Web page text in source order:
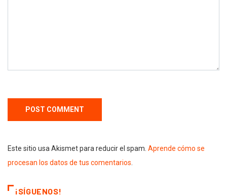
Este sitio usa Akismet para reducir el spam. Aprende cómo se
procesan los datos de tus comentarios
¡SÍGUENOS!